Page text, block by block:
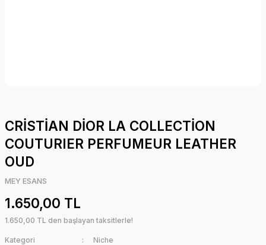
CRİSTİAN DİOR LA COLLECTİON
COUTURIER PERFUMEUR LEATHER
OUD
MEY ESANS
1.650,00 TL
1.650,00 TL den başlayan taksitlerle!
Kategori
Niche